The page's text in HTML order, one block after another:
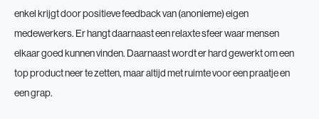
enkel krijgt door positieve feedback van (anonieme) eigen
medewerkers. Er hangt daarnaast een relaxte sfeer waar mensen
elkaar goed kunnen vinden. Daarnaast wordt er hard gewerkt om een
top product neer te zetten, maar altijd met ruimte voor een praatje en
een grap.